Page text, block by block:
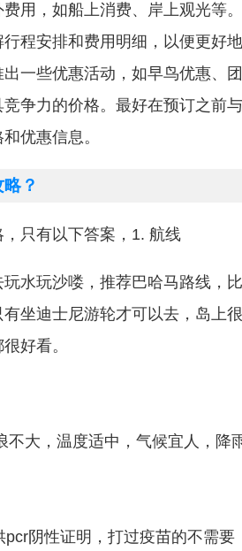
用，如船上消费、岸上观光等
程安排和费用明细，以便更好
一些优惠活动，如早鸟优惠、
争力的价格。最好在预订之前
优惠信息。
？
只有以下答案，1. 航线
水玩沙喽，推荐巴哈马路线，
坐迪士尼游轮才可以去，岛上
好看。
不大，温度适中，气候宜人，降
阴性证明，打过疫苗的不需要